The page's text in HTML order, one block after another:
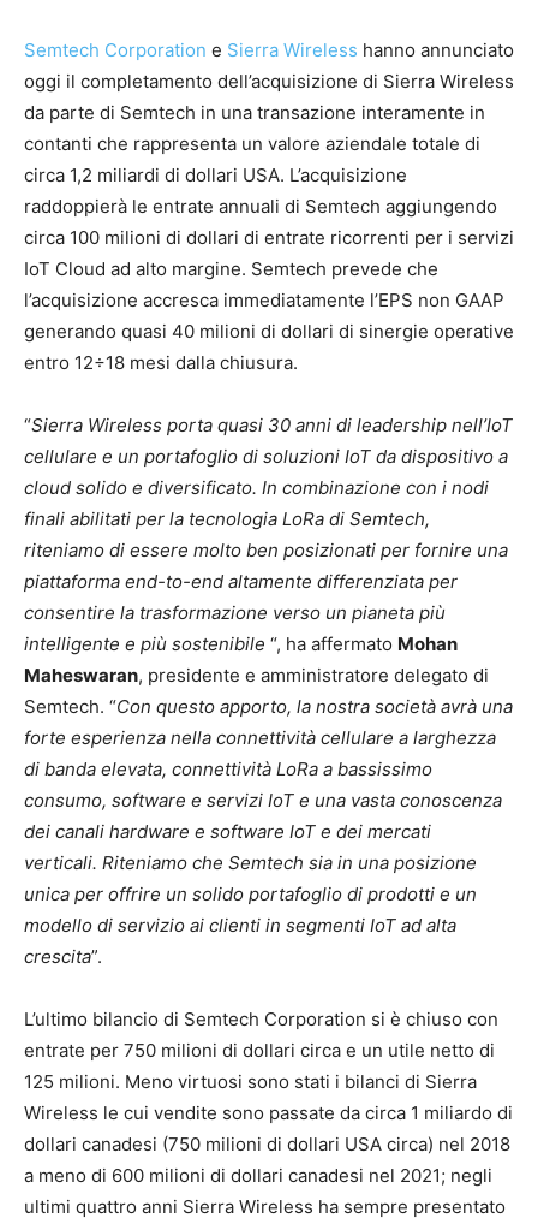
Semtech Corporation e Sierra Wireless hanno annunciato
oggi il completamento dell’acquisizione di Sierra Wireless
da parte di Semtech in una transazione interamente in
contanti che rappresenta un valore aziendale totale di
circa 1,2 miliardi di dollari USA. L’acquisizione
raddoppierà le entrate annuali di Semtech aggiungendo
circa 100 milioni di dollari di entrate ricorrenti per i servizi
IoT Cloud ad alto margine. Semtech prevede che
l’acquisizione accresca immediatamente l’EPS non GAAP
generando quasi 40 milioni di dollari di sinergie operative
entro 12÷18 mesi dalla chiusura.
“Sierra Wireless porta quasi 30 anni di leadership nell’IoT
cellulare e un portafoglio di soluzioni IoT da dispositivo a
cloud solido e diversificato. In combinazione con i nodi
finali abilitati per la tecnologia LoRa di Semtech,
riteniamo di essere molto ben posizionati per fornire una
piattaforma end-to-end altamente differenziata per
consentire la trasformazione verso un pianeta più
intelligente e più sostenibile “, ha affermato Mohan
Maheswaran, presidente e amministratore delegato di
Semtech. “Con questo apporto, la nostra società avrà una
forte esperienza nella connettività cellulare a larghezza
di banda elevata, connettività LoRa a bassissimo
consumo, software e servizi IoT e una vasta conoscenza
dei canali hardware e software IoT e dei mercati
verticali. Riteniamo che Semtech sia in una posizione
unica per offrire un solido portafoglio di prodotti e un
modello di servizio ai clienti in segmenti IoT ad alta
crescita”.
L’ultimo bilancio di Semtech Corporation si è chiuso con
entrate per 750 milioni di dollari circa e un utile netto di
125 milioni. Meno virtuosi sono stati i bilanci di Sierra
Wireless le cui vendite sono passate da circa 1 miliardo di
dollari canadesi (750 milioni di dollari USA circa) nel 2018
a meno di 600 milioni di dollari canadesi nel 2021; negli
ultimi quattro anni Sierra Wireless ha sempre presentato